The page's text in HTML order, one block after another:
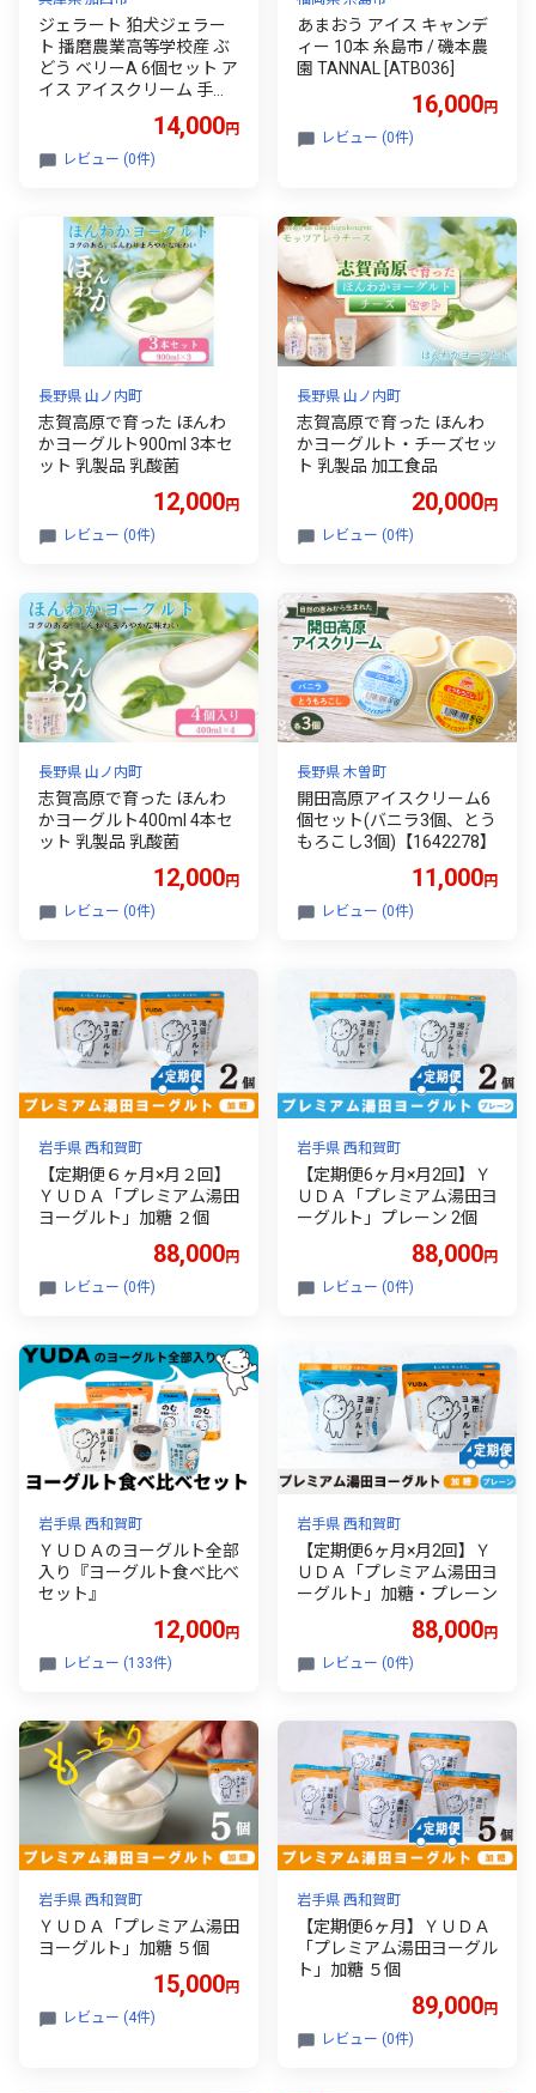
ジェラート 狛犬ジェラー
ト 播磨農業高等学校産 ぶ
どう ベリーA 6個セット ア
イス アイスクリーム 手作
14,000円
レビュー (0件)
あまおう アイス キャンデ
ィー 10本 糸島市 / 磯本農
園 TANNAL [ATB036]
16,000円
レビュー (0件)
長野県 山ノ内町
志賀高原で育った ほんわ
かヨーグルト900ml 3本セ
ット 乳製品 乳酸菌
12,000円
レビュー (0件)
長野県 山ノ内町
志賀高原で育った ほんわ
かヨーグルト・チーズセッ
ト 乳製品 加工食品
20,000円
レビュー (0件)
長野県 山ノ内町
志賀高原で育った ほんわ
かヨーグルト400ml 4本セ
ット 乳製品 乳酸菌
12,000円
レビュー (0件)
長野県 木曽町
開田高原アイスクリーム6
個セット(バニラ3個、とう
もろこし3個)【1642278】
11,000円
レビュー (0件)
岩手県 西和賀町
【定期便６ヶ月×月２回】
ＹＵＤＡ「プレミアム湯田
ヨーグルト」加糖 ２個
88,000円
レビュー (0件)
岩手県 西和賀町
【定期便6ヶ月×月2回】Ｙ
ＵＤＡ「プレミアム湯田ヨ
ーグルト」プレーン 2個
88,000円
レビュー (0件)
岩手県 西和賀町
ＹＵＤＡのヨーグルト全部
入り『ヨーグルト食べ比べ
セット』
12,000円
レビュー (133件)
岩手県 西和賀町
【定期便6ヶ月×月2回】Ｙ
ＵＤＡ「プレミアム湯田ヨ
ーグルト」加糖・プレーン
88,000円
レビュー (0件)
岩手県 西和賀町
ＹＵＤＡ「プレミアム湯田
ヨーグルト」加糖 ５個
15,000円
レビュー (4件)
岩手県 西和賀町
【定期便6ヶ月】ＹＵＤＡ
「プレミアム湯田ヨーグル
ト」加糖 ５個
89,000円
レビュー (0件)